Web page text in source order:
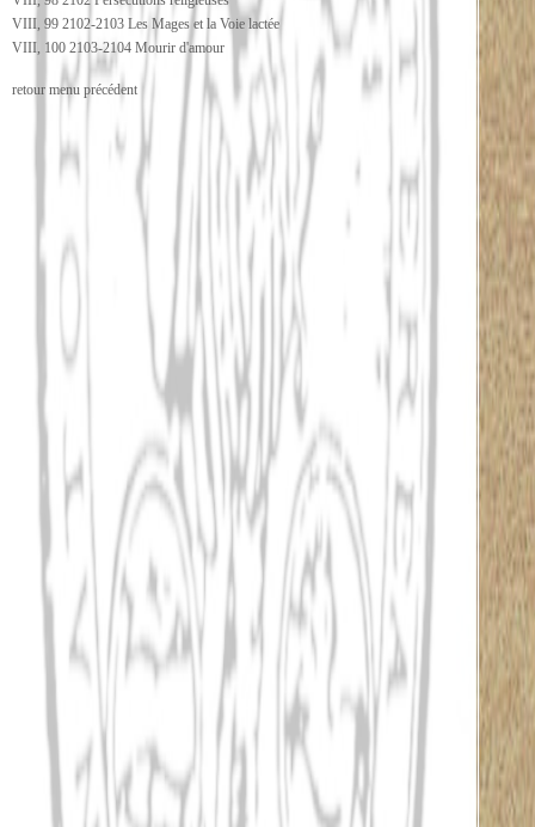
VIII, 99 2102-2103 Les Mages et la Voie lactée
VIII, 100 2103-2104 Mourir d'amour
retour menu précédent